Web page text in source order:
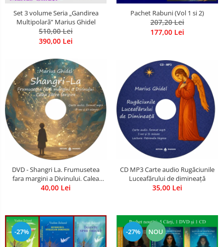
Set 3 volume Seria „Gandirea
Multipolară” Marius Ghidel
510,00 Lei
390,00 Lei
Pachet Rabuni (Vol 1 si 2)
207,20 Lei
177,00 Lei
DVD - Shangri La. Frumusetea
fara margini a Divinului. Calea
catre fericire
40,00 Lei
CD MP3 Carte audio Rugăciunile
Luceafărului de dimineață
35,00 Lei
-27% -27% NOU